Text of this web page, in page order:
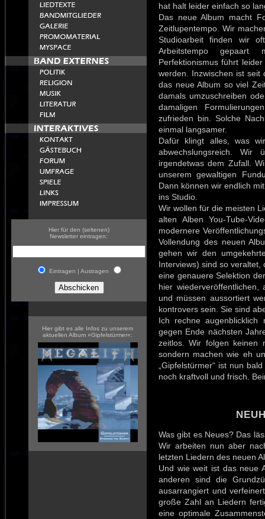
Hier für den (seltenen)
Newsletter eintragen:
Eintragen | Austragen
Hier gibt es alle Infos zu unserem
aktuellen Album »Gipfelstürmer«:
hat halt leider einfach so
Das neue Album macht
Zeitlupentempo. Wir
Studioarbeit finden wir
Arbeitstempo gepaart
Perfektionismus führt
werden. Inzwischen ist seit
das neue Album so viel
damals umzuschreiben
damaligen
zufrieden bin. Solche
einmal langsamer.
Dafür klingt alles, was
abwechslungsreich. Wir
irgendetwas dem Zufall.
unserem gewaltigen
Dann können wir endlich
ins Studio.
Wir wollen für die meisten
alten Alben You-Tube-
modernere
Vollendung des neuen
gehen wir den
Interviews) sind so
eine genauere Selektion
hier
und müssen aussortiert
kontrovers sein. Sie sind
Ich rechne augenblicklich
gegen Ende nächsten
zeitlos. Wir folgen keinen
sondern machen wie eh
„Gipfelstürmer“ ist nun
noch kraftvoll und frisch.
Was gibt es Neues? Das
Wir arbeiten nun aber
letzten Liedern des neuen
Und wie weit ist das neue
anderen sind die
ausarrangiert und
große Zahl an Liedern
eine optimale